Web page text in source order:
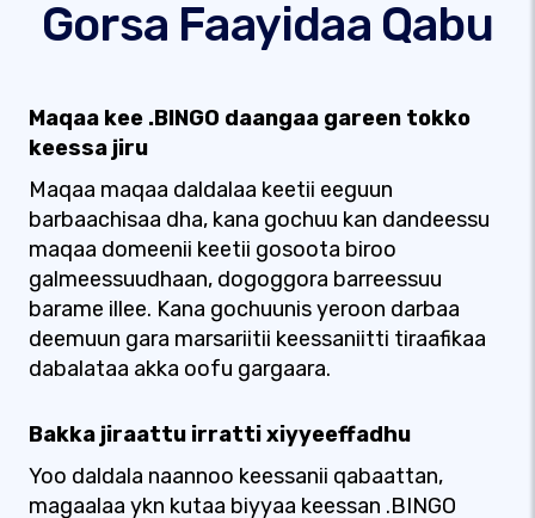
Gorsa Faayidaa Qabu
Maqaa kee .BINGO daangaa gareen tokko
keessa jiru
Maqaa maqaa daldalaa keetii eeguun
barbaachisaa dha, kana gochuu kan dandeessu
maqaa domeenii keetii gosoota biroo
galmeessuudhaan, dogoggora barreessuu
barame illee. Kana gochuunis yeroon darbaa
deemuun gara marsariitii keessaniitti tiraafikaa
dabalataa akka oofu gargaara.
Bakka jiraattu irratti xiyyeeffadhu
Yoo daldala naannoo keessanii qabaattan,
magaalaa ykn kutaa biyyaa keessan .BINGO